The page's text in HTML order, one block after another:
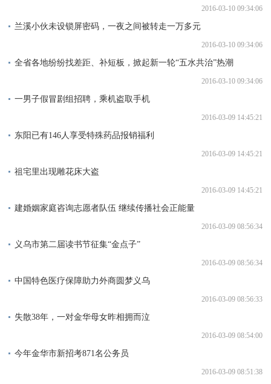
2016-03-10 09:34:06
兰溪小伙未设锁屏密码，一夜之间被转走一万多元
2016-03-10 09:34:06
全省各地纷纷找差距、补短板，掀起新一轮“五水共治”热潮
2016-03-10 09:34:06
一男子假冒剧组招聘，乘机盗取手机
2016-03-09 14:45:21
东阳已有146人享受特殊药品报销福利
2016-03-09 14:45:21
祖宅里出现雕花床大盗
2016-03-09 14:45:21
建婚姻家庭咨询志愿者队伍 继续传播社会正能量
2016-03-09 08:56:34
义乌市第二届读书节征集“金点子”
2016-03-09 08:56:34
中国特色医疗保障助力外商圆梦义乌
2016-03-09 08:56:33
失散38年，一对金华母女昨相拥而泣
2016-03-09 08:54:00
今年金华市新招考871名公务员
2016-03-09 08:51:38